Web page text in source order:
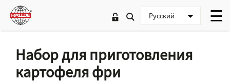
Набор для приготовления
картофеля фри